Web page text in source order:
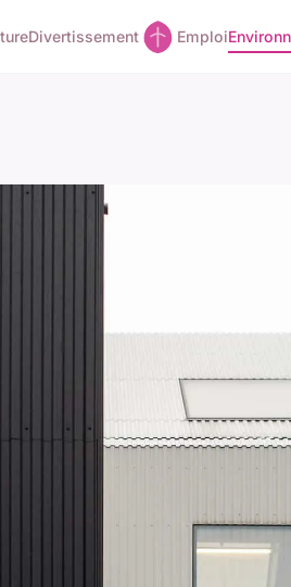
Divertissement Emploi